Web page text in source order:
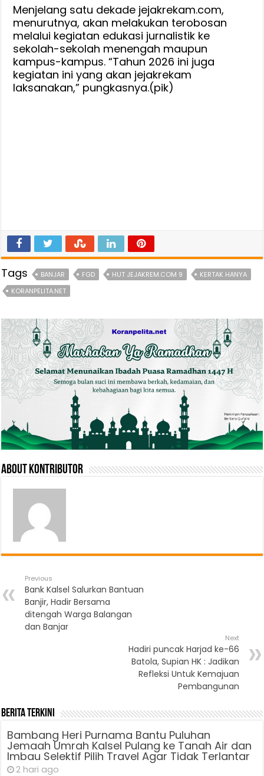
Menjelang satu dekade jejakrekam.com,
menurutnya, akan melakukan terobosan
melalui kegiatan edukasi jurnalistik ke
sekolah-sekolah menengah maupun
kampus-kampus. “Tahun 2026 ini juga
kegiatan ini yang akan jejakrekam
laksanakan,” pungkasnya.(pik)
Tags BANJAR FGD HUT JEJAKREM.COM 9
KERTAK HANYA
KORANPELITA.NET
About Kontributor
Previous
Bank Kalsel Salurkan Bantuan
Banjir, Hadir Bersama
ditengah Warga Balangan
dan Banjar
Next
Hadiri puncak Harjad ke-66
Batola, Supian HK : Jadikan
Refleksi Untuk Kemajuan
Pembangunan
Berita Terkini
Bambang Heri Purnama Bantu Puluhan
Jemaah Umrah Kalsel Pulang ke Tanah Air dan
Imbau Selektif Pilih Travel Agar Tidak Terlantar
2 hari ago